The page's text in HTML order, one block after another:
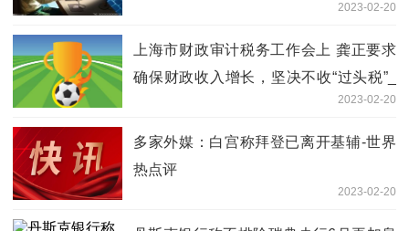
2023-02-20
上海市财政审计税务工作会上 龚正要求
确保财政收入增长，坚决不收“过头税”_
2023-02-20
多家外媒：白宫称拜登已离开基辅-世界
热点评
2023-02-20